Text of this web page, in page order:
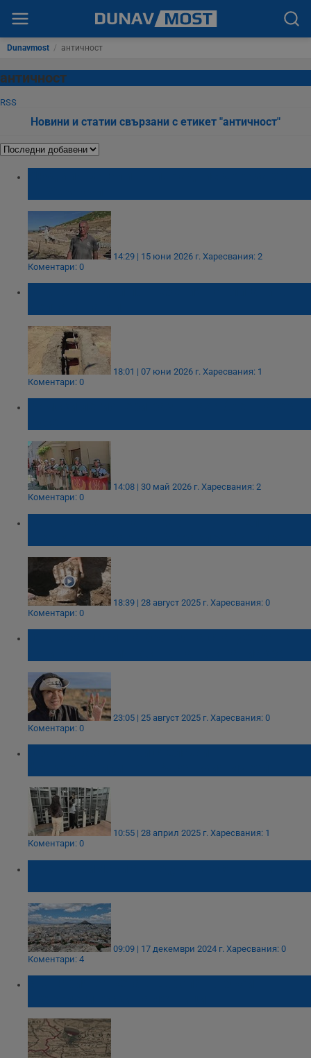
Dunavmost / античност
античност
RSS
Новини и статии свързани с етикет "античност"
14:29 | 15 юни 2026 г. Харесвания: 2
Коментари: 0
18:01 | 07 юни 2026 г. Харесвания: 1
Коментари: 0
14:08 | 30 май 2026 г. Харесвания: 2
Коментари: 0
18:39 | 28 август 2025 г. Харесвания: 0
Коментари: 0
23:05 | 25 август 2025 г. Харесвания: 0
Коментари: 0
10:55 | 28 април 2025 г. Харесвания: 1
Коментари: 0
09:09 | 17 декември 2024 г. Харесвания: 0
Коментари: 4